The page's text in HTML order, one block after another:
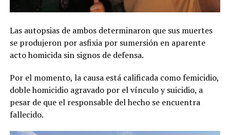
Las autopsias de ambos determinaron que sus muertes
se produjeron por asfixia por sumersión en aparente
acto homicida sin signos de defensa.
Por el momento, la causa está calificada como femicidio,
doble homicidio agravado por el vínculo y suicidio, a
pesar de que el responsable del hecho se encuentra
fallecido.